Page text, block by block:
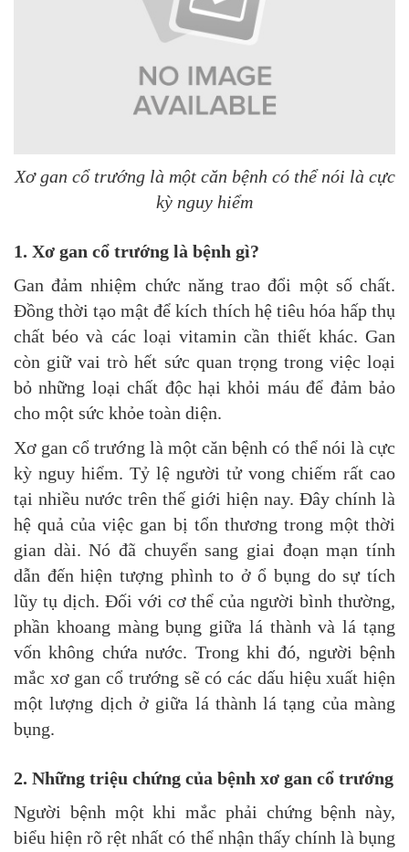
Xơ gan cổ trướng là một căn bệnh có thể nói là cực
kỳ nguy hiểm
1. Xơ gan cổ trướng là bệnh gì?
Gan đảm nhiệm chức năng trao đổi một số chất.
Đồng thời tạo mật để kích thích hệ tiêu hóa hấp thụ
chất béo và các loại vitamin cần thiết khác. Gan
còn giữ vai trò hết sức quan trọng trong việc loại
bỏ những loại chất độc hại khỏi máu để đảm bảo
cho một sức khỏe toàn diện.
Xơ gan cổ trướng là một căn bệnh có thể nói là cực
kỳ nguy hiểm. Tỷ lệ người tử vong chiếm rất cao
tại nhiều nước trên thế giới hiện nay. Đây chính là
hệ quả của việc gan bị tổn thương trong một thời
gian dài. Nó đã chuyển sang giai đoạn mạn tính
dẫn đến hiện tượng phình to ở ổ bụng do sự tích
lũy tụ dịch. Đối với cơ thể của người bình thường,
phần khoang màng bụng giữa lá thành và lá tạng
vốn không chứa nước. Trong khi đó, người bệnh
mắc xơ gan cổ trướng sẽ có các dấu hiệu xuất hiện
một lượng dịch ở giữa lá thành lá tạng của màng
bụng.
2. Những triệu chứng của bệnh xơ gan cổ trướng
Người bệnh một khi mắc phải chứng bệnh này,
biểu hiện rõ rệt nhất có thể nhận thấy chính là bụng